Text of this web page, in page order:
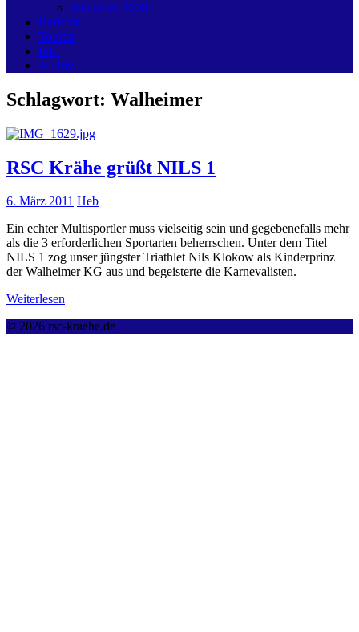
Aktuelles 2008
Berichte
Touren
Info
Archiv
Schlagwort: Walheimer
RSC Krähe grüßt NILS 1
6. März 2011 Heb
Ein echter Multisportler muss vielseitig sein und gegebenefalls mehr
als die 3 erforderlichen Sportarten beherrschen. Unter dem Titel
NILS 1 zog unser jüngster Triathlet Nils Klokow als Kinderprinz
der Walheimer KG aus und begeisterte die Karnevalisten.
Weiterlesen
© 2026 rsc-kraehe.de